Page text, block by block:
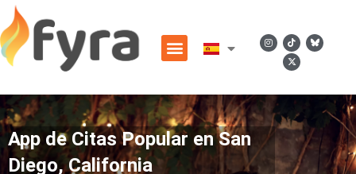
App de Citas Popular en San
Diego, California